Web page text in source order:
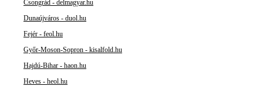
Csongrád - delmagyar.hu
Dunaújváros - duol.hu
Fejér - feol.hu
Győr-Moson-Sopron - kisalfold.hu
Hajdú-Bihar - haon.hu
Heves - heol.hu